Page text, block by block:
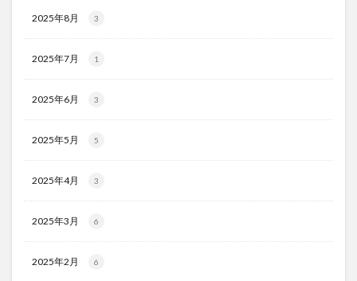
2025年8月 3
2025年7月 1
2025年6月 3
2025年5月 5
2025年4月 3
2025年3月 6
2025年2月 6